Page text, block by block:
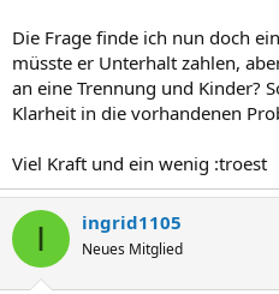
Die Frage finde ich nun doch
müsste er Unterhalt zahlen,
an eine Trennung und Kinder?
Klarheit in die vorhandenen
Viel Kraft und ein wenig :troest
I ingrid1105
Neues Mitglied